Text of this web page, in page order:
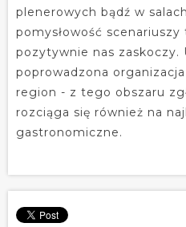
plenerowych bądź w
pomysłowość
pozytywnie nas zaskoczy.
poprowadzona
region - z tego obszaru
rozciąga się również na
gastronomiczne.